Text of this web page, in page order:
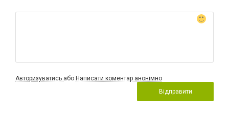
Авторизуватись або Написати коментар анонімно
Відправити